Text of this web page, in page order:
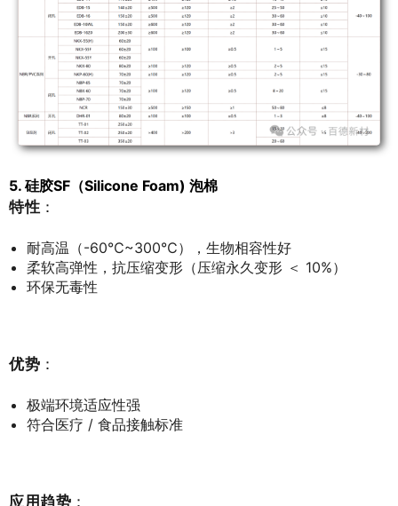
5. 硅胶SF （Silicone Foam) 泡棉
特性 ：
耐高温（-60℃~300℃），生物相容性好
柔软高弹性，抗压缩变形（压缩永久变形 ＜ 10%）
环保无毒性
优势 ：
极端环境适应性强
符合医疗 / 食品接触标准
应用趋势 ：